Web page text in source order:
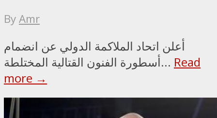
ByAmr
أعلن اتحاد الملاكمة الدولي عن انضمام
أسطورة الفنون القتالية المختلطة... Read
more →